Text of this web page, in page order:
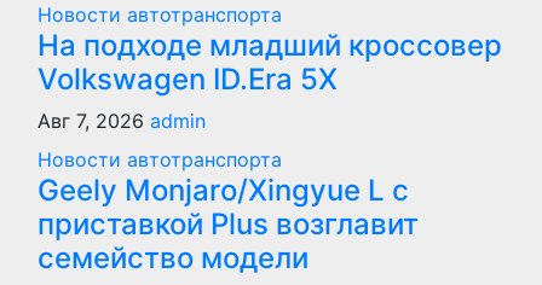
Новости автотранспорта
На подходе младший кроссовер
Volkswagen ID.Era 5X
Авг 7, 2026 admin
Новости автотранспорта
Geely Monjaro/Xingyue L с
приставкой Plus возглавит
семейство модели